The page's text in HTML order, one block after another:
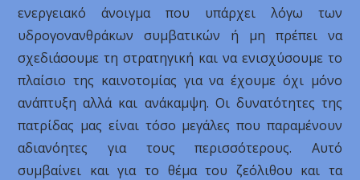
ενεργειακό άνοιγμα που υπάρχει λόγω των
υδρογονανθράκων συμβατικών ή μη πρέπει να
σχεδιάσουμε τη στρατηγική και να ενισχύσουμε το
πλαίσιο της καινοτομίας για να έχουμε όχι μόνο
ανάπτυξη αλλά και ανάκαμψη. Οι δυνατότητες της
πατρίδας μας είναι τόσο μεγάλες που παραμένουν
αδιανόητες για τους περισσότερους. Αυτό
συμβαίνει και για το θέμα του ζεόλιθου και τα